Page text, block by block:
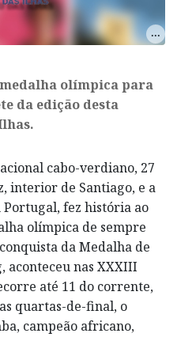
olímpica para
da edição desta
cabo-verdiano, 27
interior de Santiago, e a
fez história ao
olímpica de sempre
da Medalha de
aconteceu nas XXXIII
até 11 do corrente,
quartas-de-final, o
campeão africano,